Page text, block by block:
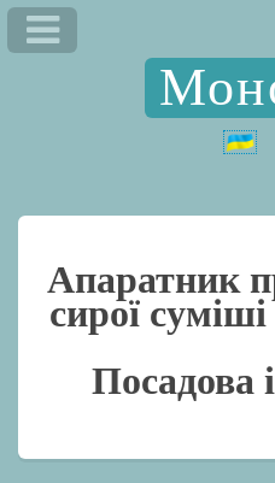
Апаратник
сирої
Посадова